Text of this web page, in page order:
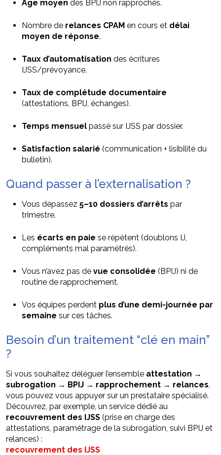
Âge moyen des BPIJ non rapprochés.
Nombre de relances CPAM en cours et délai
moyen de réponse.
Taux d’automatisation des écritures
IJSS/prévoyance.
Taux de complétude documentaire
(attestations, BPIJ, échanges).
Temps mensuel passé sur IJSS par dossier.
Satisfaction salarié (communication + lisibilité du
bulletin).
Quand passer à l’externalisation ?
Vous dépassez 5–10 dossiers d’arrêts par
trimestre.
Les écarts en paie se répètent (doublons IJ,
compléments mal paramétrés).
Vous n’avez pas de vue consolidée (BPIJ) ni de
routine de rapprochement.
Vos équipes perdent plus d’une demi-journée par
semaine sur ces tâches.
Besoin d’un traitement “clé en main”
?
Si vous souhaitez déléguer l’ensemble attestation →
subrogation → BPIJ → rapprochement → relances
vous pouvez vous appuyer sur un prestataire spécialisé.
Découvrez, par exemple, un service dédié au
recouvrement des IJSS (prise en charge des
attestations, paramétrage de la subrogation, suivi BPIJ et
relances) :
recouvrement des IJSS